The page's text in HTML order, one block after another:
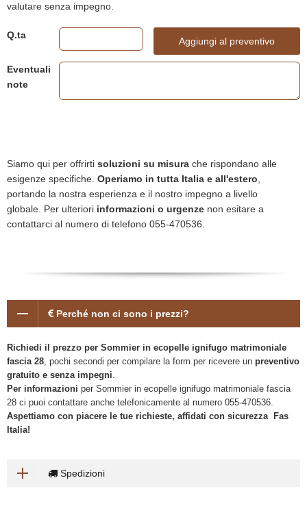
valutare senza impegno.
Q.ta
Aggiungi al preventivo
Eventuali
note
Siamo qui per offrirti soluzioni su misura che rispondano alle
esigenze specifiche. Operiamo in tutta Italia e all'estero,
portando la nostra esperienza e il nostro impegno a livello
globale. Per ulteriori informazioni o urgenze non esitare a
contattarci al numero di telefono 055-470536.
Perché non ci sono i prezzi?
Richiedi il prezzo per Sommier in ecopelle ignifugo matrimoniale
fascia 28, pochi secondi per compilare la form per ricevere un preventivo
gratuito e senza impegni.
Per informazioni per Sommier in ecopelle ignifugo matrimoniale fascia
28 ci puoi contattare anche telefonicamente al numero 055-470536.
Aspettiamo con piacere le tue richieste, affidati con sicurezza Fas
Italia!
Spedizioni